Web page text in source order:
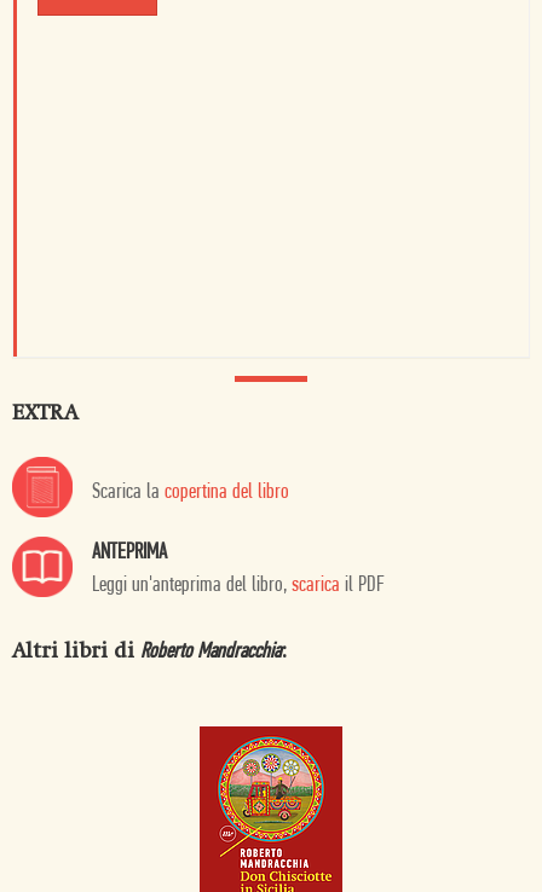
EXTRA
Scarica la copertina del libro
ANTEPRIMA
Leggi un'anteprima del libro, scarica il PDF
Altri libri di Roberto Mandracchia: